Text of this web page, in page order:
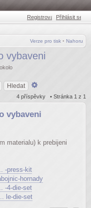
Registrovat •Přihlásit se
Nahoru
Verze pro tisk •
vybaveni
4 příspěvky • Stránka 1 z 1
vybaveni
materialu) k prebijeni
-press-kit
hornady
-4-die-set
le-die-set